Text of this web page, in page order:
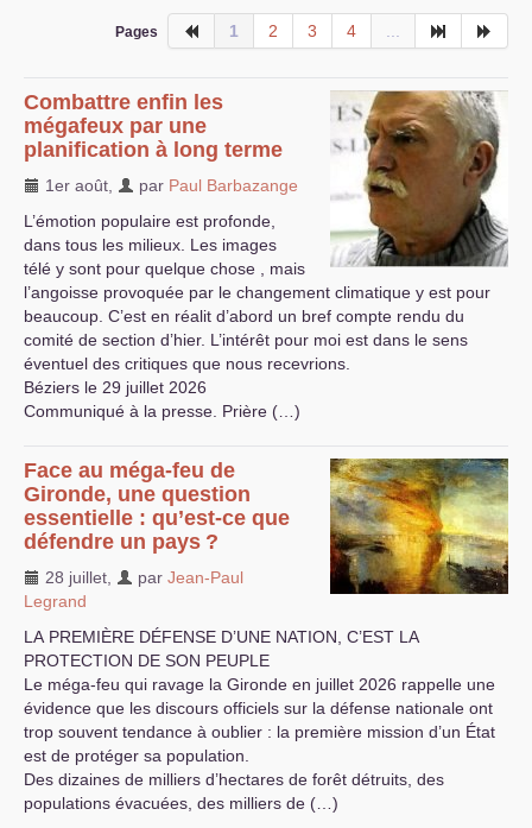
Pages 1 2 3 4
Combattre enfin les
mégafeux par une
planification à long terme
1er août par Paul Barbazange
L’émotion populaire est profonde,
dans tous les milieux. Les images
télé y sont pour quelque chose , mais
l’angoisse provoquée par le changement climatique y est pour
beaucoup. C’est en réalit d’abord un bref compte rendu du
comité de section d’hier. L’intérêt pour moi est dans le sens
éventuel des critiques que nous recevrions.
Béziers le 29 juillet 2026
Communiqué à la presse. Prière (…)
Face au méga-feu de
Gironde, une question
essentielle : qu’est-ce que
défendre un pays ?
28 juillet par Jean-Paul
Legrand
LA PREMIÈRE DÉFENSE D’UNE NATION , C’EST LA
PROTECTION DE SON PEUPLE
Le méga-feu qui ravage la Gironde en juillet 2026 rappelle une
évidence que les discours officiels sur la défense nationale ont
trop souvent tendance à oublier : la première mission d’un État
est de protéger sa population.
Des dizaines de milliers d’hectares de forêt détruits, des
populations évacuées, des milliers de (…)